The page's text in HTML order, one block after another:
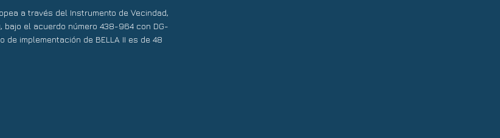
a través del Instrumento de Vecindad,
bajo el acuerdo número 438-964 con DG-
de implementación de BELLA II es de 48